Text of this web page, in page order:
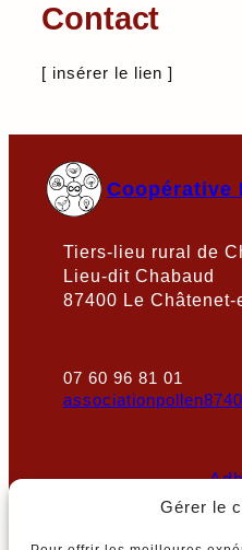
Gérer le
Contact
[ insérer le lien ]
Coopérative
Tiers-lieu rural de
Lieu-dit Chabaud
87400 Le Châtenet-
07 60 96 81 01